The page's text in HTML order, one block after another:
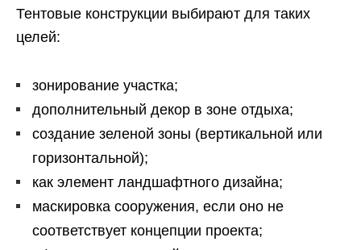
Тентовые конструкции выбирают для таких
целей:
зонирование участка;
дополнительный декор в зоне отдыха;
создание зеленой зоны (вертикальной или
горизонтальной);
как элемент ландшафтного дизайна;
маскировка сооружения, если оно не
соответствует концепции проекта;